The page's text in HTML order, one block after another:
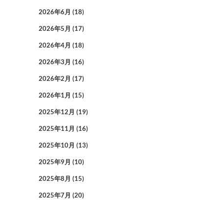
2026年6月 (18)
2026年5月 (17)
2026年4月 (18)
2026年3月 (16)
2026年2月 (17)
2026年1月 (15)
2025年12月 (19)
2025年11月 (16)
2025年10月 (13)
2025年9月 (10)
2025年8月 (15)
2025年7月 (20)